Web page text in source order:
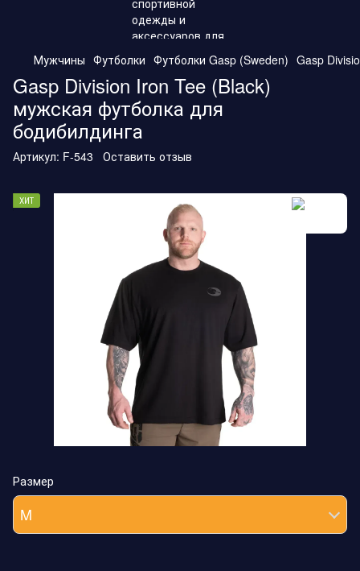
Мужчины Футболки Футболки Gasp (Sweden) Gasp
Gasp Division Iron Tee (Black)
мужская футболка для
бодибилдинга
Артикул: F-543 Оставить отзыв
ХИТ
Размер
M